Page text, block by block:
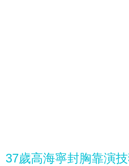
37歲高海寧封胸靠演